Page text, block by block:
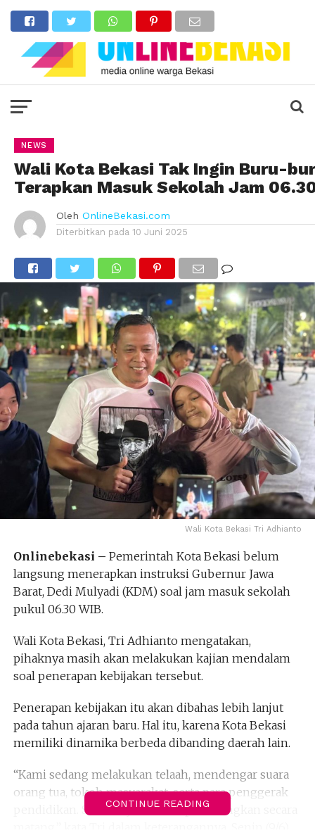
NEWS
Wali Kota Bekasi Tak Ingin Buru-
Terapkan Masuk Sekolah Jam
Oleh OnlineBekasi.com
Diterbitkan pada 10 Juni 2025
Wali Kota Bekasi Tri Adhianto
Onlinebekasi – Pemerintah Kota Bekasi belum
langsung menerapkan instruksi Gubernur Jawa
Barat, Dedi Mulyadi (KDM) soal jam masuk sekolah
pukul 06.30 WIB.
Wali Kota Bekasi, Tri Adhianto mengatakan,
pihaknya masih akan melakukan kajian mendalam
soal penerapan kebijakan tersebut.
Penerapan kebijakan itu akan dibahas lebih lanjut
pada tahun ajaran baru. Hal itu, karena Kota Bekasi
memiliki dinamika berbeda dibanding daerah lain.
“Kami sedang melakukan telaah, mendengar suara
orang tua, tokoh masyarakat, serta para penggerak
pendidikan. Semuanya harus diperhitungkan secara
CONTINUE READING